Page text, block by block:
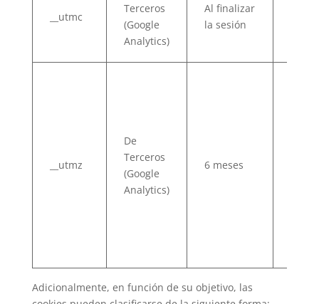
__utmc
Terceros
(Google
Analytics)
Al finalizar
la sesión
__utmz
De
Terceros
(Google
Analytics)
6 meses
Adicionalmente, en función de su objetivo, las